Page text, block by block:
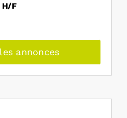
F
annonces